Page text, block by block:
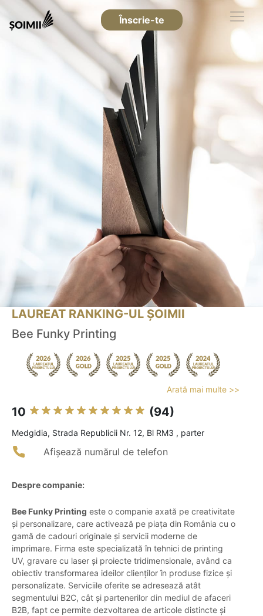
Înscrie-te
LAUREAT RANKING-UL ȘOIMII
Bee Funky Printing
Arată mai multe >>
10 (94)
Medgidia, Strada Republicii Nr. 12, Bl RM3 , parter
Afișează numărul de telefon
Despre companie:
Bee Funky Printing este o companie axată pe creativitate
și personalizare, care activează pe piața din România cu o
gamă de cadouri originale și servicii moderne de
imprimare. Firma este specializată în tehnici de printing
UV, gravare cu laser și proiecte tridimensionale, având ca
obiectiv transformarea ideilor clienților în produse fizice și
personalizate. Serviciile oferite se adresează atât
segmentului B2C, cât și partenerilor din mediul de afaceri
B2B, fapt ce permite dezvoltarea de articole distincte și